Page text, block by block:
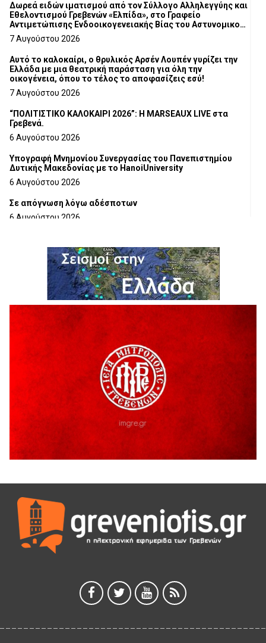
Δωρεά ειδών ιματισμού από τον Σύλλογο Αλληλεγγύης και
Εθελοντισμού Γρεβενών «Ελπίδα», στο Γραφείο
Αντιμετώπισης Ενδοοικογενειακής Βίας του Αστυνομικού
Τμήματος Γρεβενών
7 Αυγούστου 2026
Αυτό το καλοκαίρι, ο θρυλικός Αρσέν Λουπέν γυρίζει την
Ελλάδα με μια θεατρική παράσταση για όλη την
οικογένεια, όπου το τέλος το αποφασίζεις εσύ!
7 Αυγούστου 2026
“ΠΟΛΙΤΙΣΤΙΚΟ ΚΑΛΟΚΑΙΡΙ 2026”: Η MARSEAUX LIVE στα
Γρεβενά.
6 Αυγούστου 2026
Υπογραφή Μνημονίου Συνεργασίας του Πανεπιστημίου
Δυτικής Μακεδονίας με το HanoiUniversity
6 Αυγούστου 2026
Σε απόγνωση λόγω αδέσποτων
6 Αυγούστου 2026
6 Αυγούστου 2026
Ολοκληρώνεται η ασφαλτόστρωση της οδού Περιβόλι –
6 Αυγούστου 2026
H παραδοχή λαθών είναι (και) δύναμη
5 Αυγούστου 2026
Ο ΑΝΔΡΕΑΣ ΑΣΛΑΝΙΔΗΣ ΣΥΝΕΧΙΖΕΙ ΣΤΟΝ ΠΡΩΤΕΑ
ΓΡΕΒΕΝΩΝ
5 Αυγούστου 2026
Ευχαριστήριο Εκπολιτιστικού Συλλόγου Ταξιάρχη προς κ.
Παρασχάκη Αθανάσιο
5 Αυγούστου 2026
Διακοπή υδροδότησης του Α΄ κλάδου ύδρευσης
5 Αυγούστου 2026
Θερινό Σινεμά στο πλαίσιο του «Πολιτιστικού
Καλοκαιριού 2026» με την βραβευμένη ταινία «Μικρές
Ανάσες».
5 Αυγούστου 2026
5 Αυγούστου 2026